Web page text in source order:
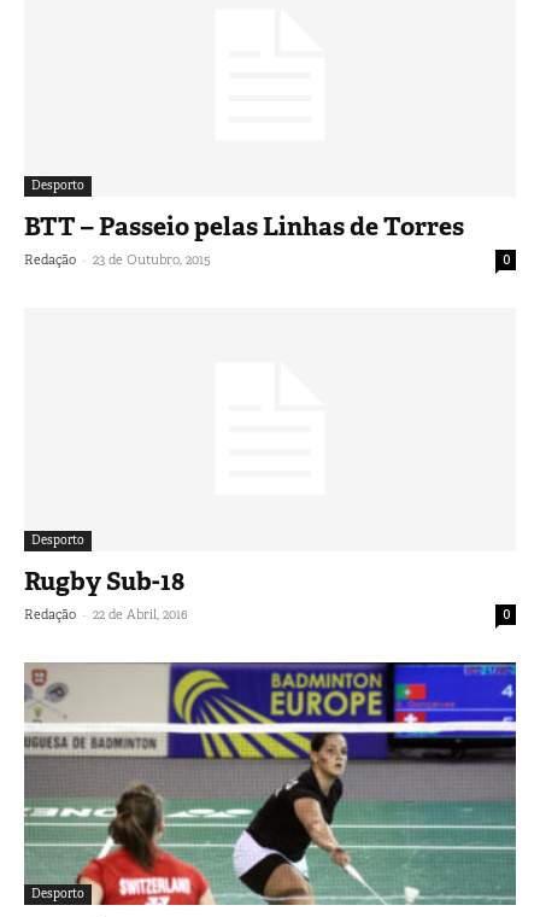
Desporto
BTT – Passeio pelas Linhas de Torres
Redação - 23 de Outubro, 2015 0
Desporto
Rugby Sub-18
Redação - 22 de Abril, 2016 0
Desporto